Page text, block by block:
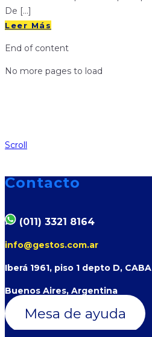
De […]
Leer Más
End of content
No more pages to load
Scroll
Contacto
(011) 3321 8164
info@gestos.com.ar
Iberá 1961, piso 1 depto D, CABA
Buenos Aires, Argentina
Mesa de ayuda